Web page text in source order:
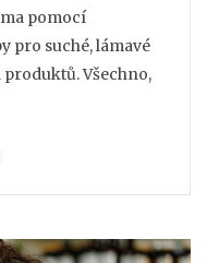
pomocí
pro suché, lámavé
produktů. Všechno,